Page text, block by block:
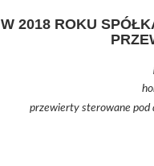
W 2018 ROKU
przewierty sterowane pod